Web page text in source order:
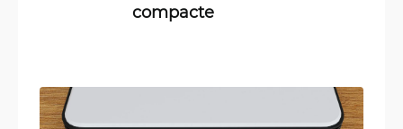
compacte